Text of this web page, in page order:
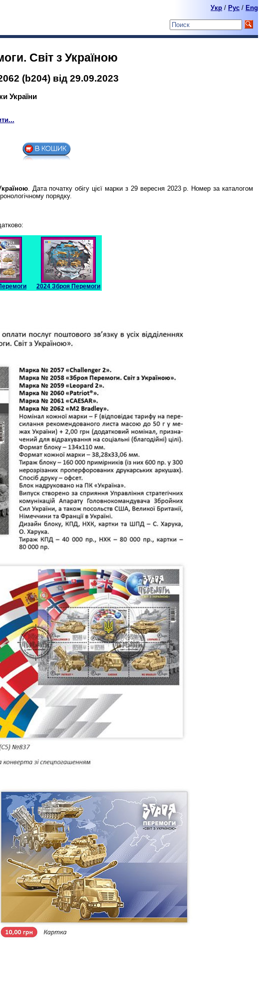
Укр / Pyc / Eng
Свiт з Україною
(b204) від 29.09.2023
України
. Дата початку обігу цієї марки з 29 вересня 2023 р. Номер за каталогом
порядку.
2024 Зброя Перемоги